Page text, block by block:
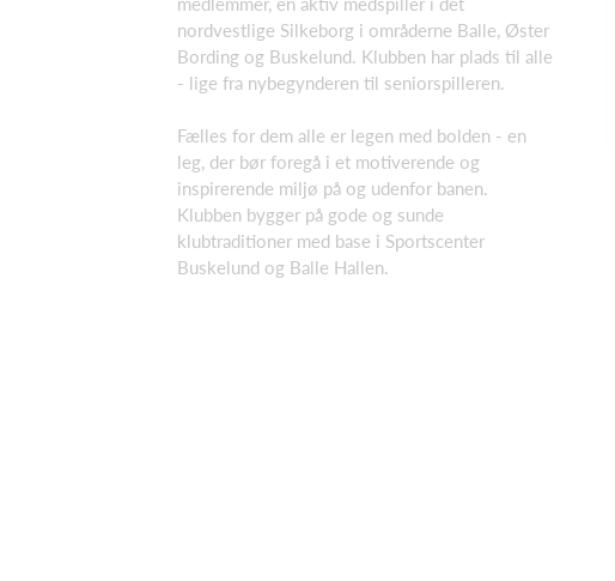
nordvestlige Silkeborg i områderne Balle, Øster
Bording og Buskelund. Klubben har plads til alle
- lige fra nybegynderen til seniorspilleren.
Fælles for dem alle er legen med bolden - en
leg, der bør foregå i et motiverende og
inspirerende miljø på og udenfor banen.
Klubben bygger på gode og sunde
klubtraditioner med base i Sportscenter
Buskelund og Balle Hallen.